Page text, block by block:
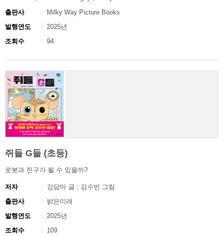
출판사
Milky Way Picture Books
발행연도
2025년
조회수
94
쥐들 G들 (초등)
로봇과 친구가 될 수 있을까?
저자
강담마 글 ; 김수빈 그림
출판사
밝은미래
발행연도
2025년
조회수
109